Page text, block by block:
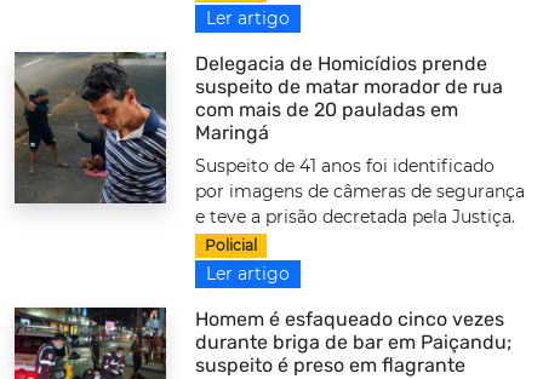
Ler artigo
Delegacia de Homicídios prende
suspeito de matar morador de rua
com mais de 20 pauladas em
Maringá
Suspeito de 41 anos foi identificado
por imagens de câmeras de segurança
e teve a prisão decretada pela Justiça.
Policial
Ler artigo
Homem é esfaqueado cinco vezes
durante briga de bar em Paiçandu;
suspeito é preso em flagrante